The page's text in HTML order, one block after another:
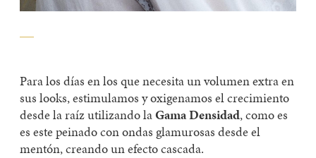
Para los días en los que necesita un volumen extraen
sus looks,estimulamos y oxigenamos el crecimiento
desde la raíz utilizandolaGama Densidad, como es
es este peinado con ondas glamurosas desde el
mentón, creando un efecto cascada.